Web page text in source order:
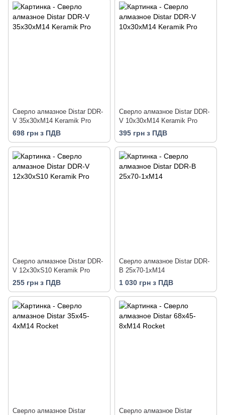
Сверло алмазное Distar DDR-
V 35x30xM14 Keramik Pro
698 грн з ПДВ
Сверло алмазное Distar DDR-
V 10x30xM14 Keramik Pro
395 грн з ПДВ
Сверло алмазное Distar DDR-
V 12x30xS10 Keramik Pro
255 грн з ПДВ
Сверло алмазное Distar DDR-
B 25x70-1хM14
1 030 грн з ПДВ
Сверло алмазное Distar
Сверло алмазное Distar